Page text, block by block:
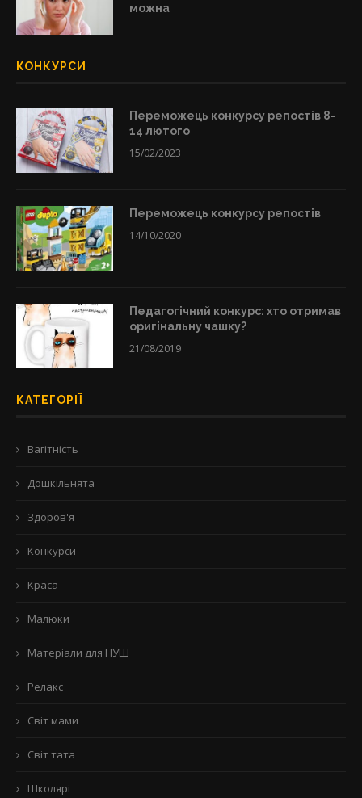
можна
КОНКУРСИ
Переможець конкурсу репостів 8-
14 лютого
15/02/2023
Переможець конкурсу репостів
14/10/2020
Педагогічний конкурс: хто отримав
оригінальну чашку?
21/08/2019
КАТЕГОРІЇ
Вагітність
Дошкільнята
Здоров'я
Конкурси
Краса
Малюки
Матеріали для НУШ
Релакс
Світ мами
Світ тата
Школярі